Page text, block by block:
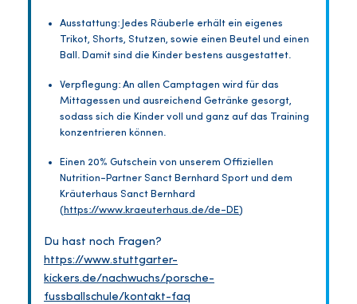
Ausstattung: Jedes Räuberle erhält ein eigenes
Trikot, Shorts, Stutzen, sowie einen Beutel und einen
Ball. Damit sind die Kinder bestens ausgestattet.
Verpflegung: An allen Camptagen wird für das
Mittagessen und ausreichend Getränke gesorgt,
sodass sich die Kinder voll und ganz auf das Training
konzentrieren können.
Einen 20% Gutschein von unserem Offiziellen
Nutrition-Partner Sanct Bernhard Sport und dem
Kräuterhaus Sanct Bernhard
(https://www.kraeuterhaus.de/de-DE)
Du hast noch Fragen?
https://www.stuttgarter-
kickers.de/nachwuchs/porsche-
fussballschule/kontakt-faq